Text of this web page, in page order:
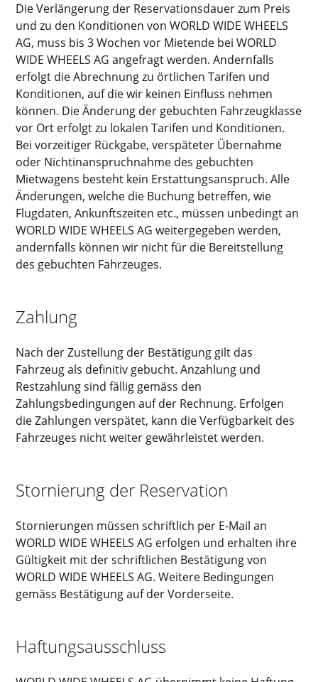
Die Verlängerung der Reservationsdauer zum Preis
und zu den Konditionen von WORLD WIDE WHEELS
AG, muss bis 3 Wochen vor Mietende bei WORLD
WIDE WHEELS AG angefragt werden. Andernfalls
erfolgt die Abrechnung zu örtlichen Tarifen und
Konditionen, auf die wir keinen Einfluss nehmen
können. Die Änderung der gebuchten Fahrzeugklasse
vor Ort erfolgt zu lokalen Tarifen und Konditionen.
Bei vorzeitiger Rückgabe, verspäteter Übernahme
oder Nichtinanspruchnahme des gebuchten
Mietwagens besteht kein Erstattungsanspruch. Alle
Änderungen, welche die Buchung betreffen, wie
Flugdaten, Ankunftszeiten etc., müssen unbedingt an
WORLD WIDE WHEELS AG weitergegeben werden,
andernfalls können wir nicht für die Bereitstellung
des gebuchten Fahrzeuges.
Zahlung
Nach der Zustellung der Bestätigung gilt das
Fahrzeug als definitiv gebucht. Anzahlung und
Restzahlung sind fällig gemäss den
Zahlungsbedingungen auf der Rechnung. Erfolgen
die Zahlungen verspätet, kann die Verfügbarkeit des
Fahrzeuges nicht weiter gewährleistet werden.
Stornierung der Reservation
Stornierungen müssen schriftlich per E-Mail an
WORLD WIDE WHEELS AG erfolgen und erhalten ihre
Gültigkeit mit der schriftlichen Bestätigung von
WORLD WIDE WHEELS AG. Weitere Bedingungen
gemäss Bestätigung auf der Vorderseite.
Haftungsausschluss